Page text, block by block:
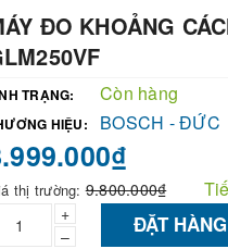
ĐO KHOẢNG
TRẠNG: Còn hàng
HIỆU: BOSCH - ĐỨC
thị trường:9.800.000₫
+
–
ĐẶT HÀNG